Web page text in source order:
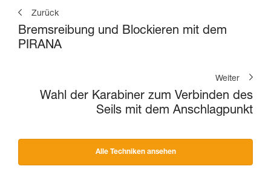
Zurück
Bremsreibung und Blockieren mit dem
PIRANA
Weiter
Wahl der Karabiner zum Verbinden des
Seils mit dem Anschlagpunkt
Alle Techniken ansehen